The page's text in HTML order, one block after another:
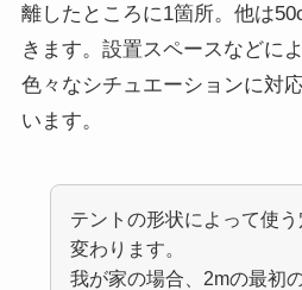
離したところに1箇所。他は
きます。設置スペースなどに
色々なシチュエーションに対
います。
テントの形状によって使
変わります。
我が家の場合、2mの最初